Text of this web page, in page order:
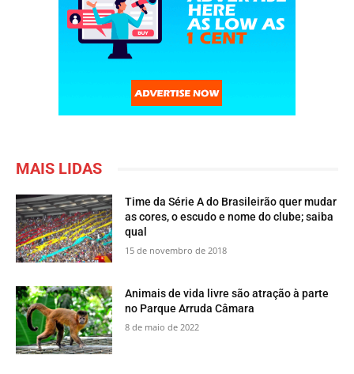
MAIS LIDAS
Time da Série A do Brasileirão quer mudar
as cores, o escudo e nome do clube; saiba
qual
15 de novembro de 2018
​Animais de vida livre são atração à parte
no Parque Arruda Câmara
8 de maio de 2022